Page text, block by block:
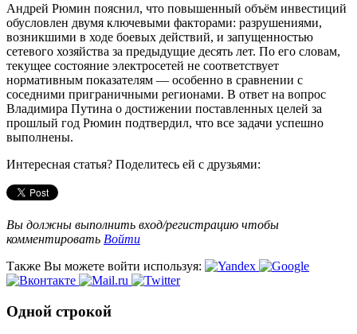
Андрей Рюмин пояснил, что повышенный объём инвестиций
обусловлен двумя ключевыми факторами: разрушениями,
возникшими в ходе боевых действий, и запущенностью
сетевого хозяйства за предыдущие десять лет. По его словам,
текущее состояние электросетей не соответствует
нормативным показателям — особенно в сравнении с
соседними приграничными регионами. В ответ на вопрос
Владимира Путина о достижении поставленных целей за
прошлый год Рюмин подтвердил, что все задачи успешно
выполнены.
Интересная статья? Поделитесь ей с друзьями:
Вы должны выполнить вход/регистрацию чтобы
комментировать Войти
Также Вы можете войти используя:
Одной строкой